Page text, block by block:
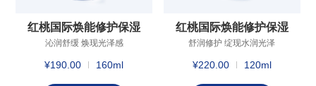
红桃国际焕能修护保湿
精华水（清润型）
沁润舒缓 焕现光泽感
¥190.00 160ml
红桃国际焕能修护保湿
精华乳（倍润型）
舒润修护 绽现水润光泽
¥220.00 120ml